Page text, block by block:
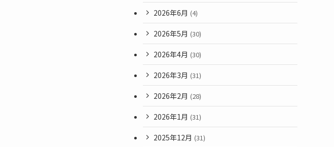
2026年6月 (4)
2026年5月 (30)
2026年4月 (30)
2026年3月 (31)
2026年2月 (28)
2026年1月 (31)
2025年12月 (31)